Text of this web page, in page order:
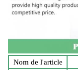
Nom de l'article